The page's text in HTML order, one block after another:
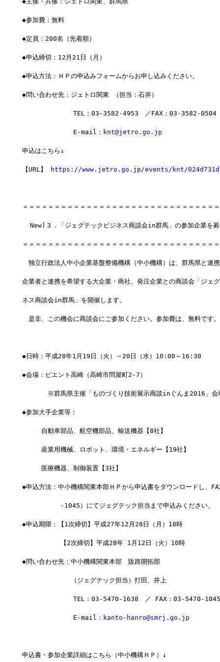
◆参加費：無料
◆定員：200名（先着順）
◆申込締切：12月21日（月）
◆申込方法：ＨＰの申込みフォームからお申し込みください。
◆問い合わせ先：ジェトロ関東 （担当：石井）
TEL：03-3582-4953　／FAX：03-3582-0504
E-mail： knt@jetro.go.jp
申込はこちら↓
【URL】 https://www.jetro.go.jp/events/knt/
＝＝＝＝＝＝＝＝＝＝＝＝＝＝＝＝＝＝＝＝＝＝＝＝＝＝＝＝＝＝
New)３．「ジェグテックビジネス商談会in群馬」の参加企業を
＝＝＝＝＝＝＝＝＝＝＝＝＝＝＝＝＝＝＝＝＝＝＝＝＝＝＝＝＝＝
独立行政法人中小企業基盤整備機構（中小機構）は、群馬県と連
企業者と連携を希望する大企業・商社、発注企業との商談会「ジェ
ネス商談会in群馬」を開催します。
是非、この機会に商談会にご参加ください。参加費は、無料です。
◆日時：平成28年1月19日（火）～20日（水）10:00～16:30
◆会場：ビエント高崎（高崎市問屋町2-7）
※群馬県主催「ものづくり技術展示商談inぐんま2016」会
◆参加大手企業等：
自動車部品、航空機部品、輸送機器【8社】
産業用機械、ロボット、環境・エネルギー【19社】
医療機器、制御装置【3社】
◆申込方法：中小機構関東本部ＨＰから申込書をダウンロードし、
-1045）にてジェグテック担当まで申込みください。
◆申込期限：【1次締切】平成27年12月28日（月）18時
【2次締切】平成28年 1月12日（火）10時
◆問い合わせ先：中小機構関東本部　販路開拓部
（ジェグテック担当）打田、井上
TEL：03-5470-1638　／ FAX：03-5470-1045
E-mail： kanto-hanro@smrj.go.jp
申込書・参加企業詳細はこちら（中小機構ＨＰ）↓